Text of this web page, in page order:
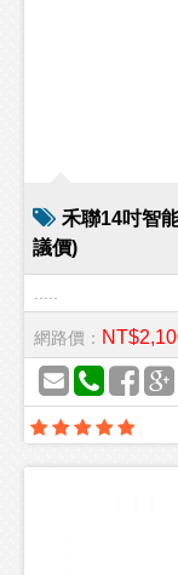
禾聯14吋智
議價)
網路價：